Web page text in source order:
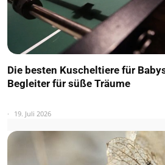
Die besten Kuscheltiere für
Begleiter für süße Träume
19. Juli 2026